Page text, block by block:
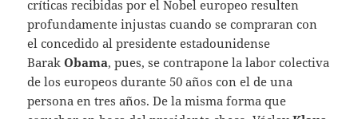
críticas recibidas por el Nobel europeo resulten
profundamente injustas cuando se compraran con
el concedido al presidente estadounidense
BarakObama, pues, se contrapone la labor colectiva
de los europeos durante 50 años con el de una
persona en tres años. De la misma forma que